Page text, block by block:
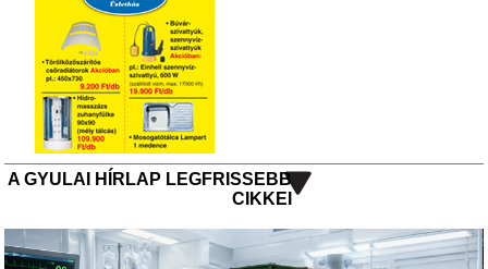
A GYULAI HÍRLAP LEGFRISSEBB
CIKKEI